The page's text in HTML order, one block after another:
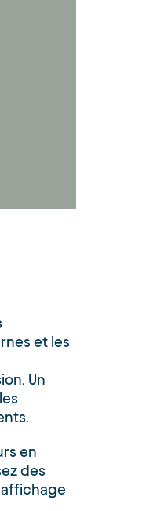
et les
Un
en
des